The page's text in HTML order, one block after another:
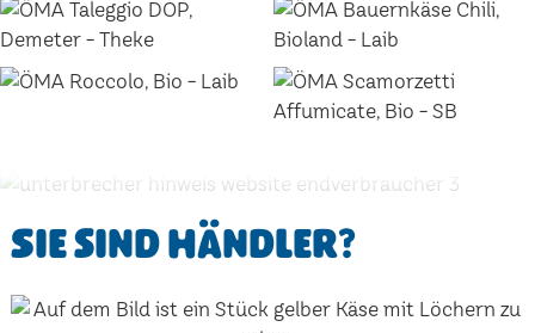
Sie sind Händler?